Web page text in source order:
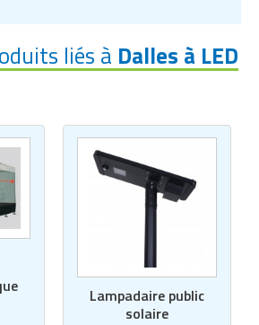
liés à Dalles à LED
Lampadaire public
solaire